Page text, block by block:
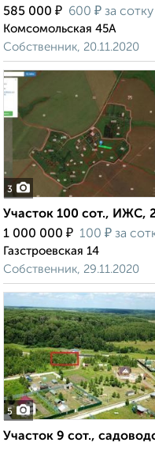
585 000 ₽ 600 ₽ за сотку
Комсомольская 45А
Собственник, 20.11.2020
3
Участок 100 сот., ИЖС,
1 000 000 ₽ 100 ₽ за
Газстроевская 14
Собственник, 29.11.2020
5
Участок 9 сот.,